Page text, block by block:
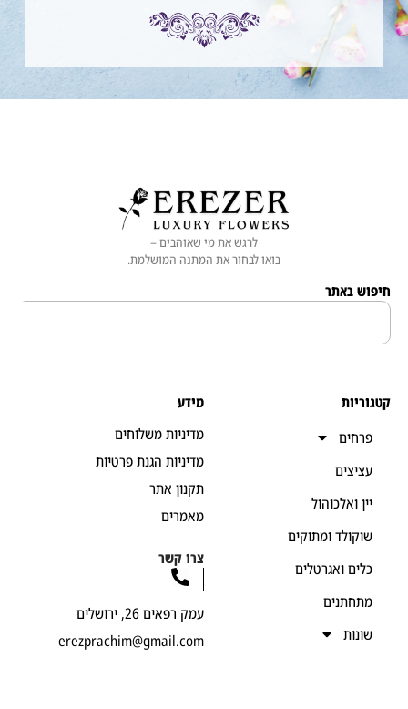
לרגש את מי שאוהבים –
בואו לבחור את המתנה המושלמת.
באתר
ואלכוהול
ומתוקים
ואגרטלים
מדיניות משלוחים
מדיניות הגנת פרטיות
תקנון אתר
צרו קשר
עמק רפאים 26, ירושלים
erezprachim@gmail.com